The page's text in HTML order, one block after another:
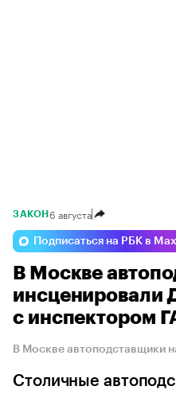
ЗАКОН 6 августа
Подписаться на РБК в Max
В Москве
инсценировали
с инспектором
В Москве автоподставщики
Столичные